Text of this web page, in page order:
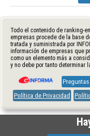
Todo el contenido de ranking-
empresas procede de la base
tratada y suministrada por
información de empresas que
como un elemento más a
y no debe por tanto determinar
Política de Privacidad